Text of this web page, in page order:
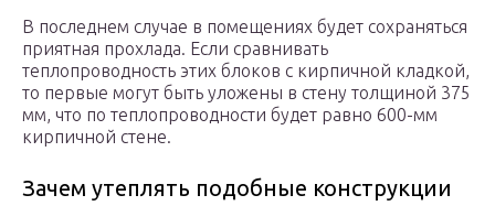
В последнем случае в помещениях будет сохраняться
приятная прохлада. Если сравнивать
теплопроводность этих блоков с кирпичной кладкой,
то первые могут быть уложены в стену толщиной 375
мм, что по теплопроводности будет равно 600-мм
кирпичной стене.
Зачем утеплять подобные конструкции